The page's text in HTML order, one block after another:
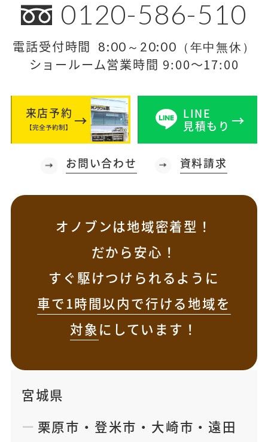
0120-586-510
電話受付時間 8:00～20:00（年中無休）
ショールーム営業時間 9:00～17:00
来店予約
【完全予約制】
LINE
見積もり
お問い合わせ 資料請求
オノブンは地域密着型！
だから安心！
すぐ駆けつけられるように
車で1時間以内で行ける地域を
対象にしています！
宮城県
栗原市 ・ 登米市 ・ 大崎市 ・ 遠田